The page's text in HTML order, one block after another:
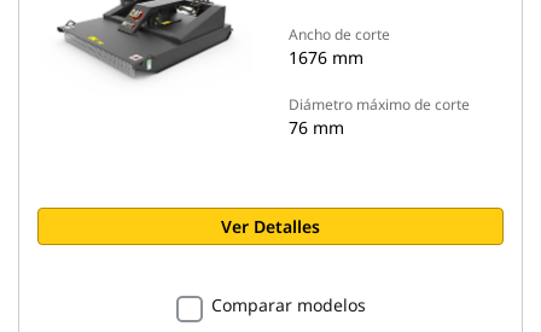
Ancho de corte
1676 mm
Diámetro máximo de corte
76 mm
Ver Detalles
Comparar modelos